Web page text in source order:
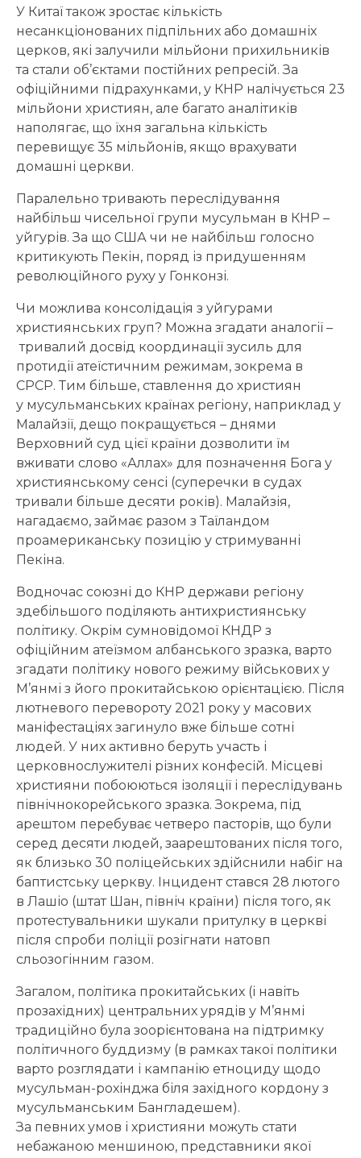
У Китаї також зростає кількість
несанкціонованих підпільних або домашніх
церков, які залучили мільйони прихильників
та стали об’єктами постійних репресій. За
офіційними підрахунками, у КНР налічується 23
мільйони християн, але багато аналітиків
наполягає, що їхня загальна кількість
перевищує 35 мільйонів, якщо врахувати
домашні церкви.
Паралельно тривають переслідування
найбільш чисельної групи мусульман в КНР –
уйгурів. За що США чи не найбільш голосно
критикують Пекін, поряд із придушенням
революційного руху у Гонконзі.
Чи можлива консолідація з уйгурами
християнських груп? Можна згадати аналогії –
тривалий досвід координації зусиль для
протидії атеїстичним режимам, зокрема в
СРСР. Тим більше, ставлення до християн
у мусульманських країнах регіону, наприклад у
Малайзії, дещо покращується – днями
Верховний суд цієї країни дозволити їм
вживати слово «Аллах» для позначення Бога у
християнському сенсі (суперечки в судах
тривали більше десяти років). Малайзія,
нагадаємо, займає разом з Таїландом
проамериканську позицію у стримуванні
Пекіна.
Водночас союзні до КНР держави регіону
здебільшого поділяють антихристиянську
політику. Окрім сумновідомої КНДР з
офіційним атеїзмом албанського зразка, варто
згадати політику нового режиму військових у
М’янмі з його прокитайською орієнтацією. Після
лютневого перевороту 2021 року у масових
маніфестаціях загинуло вже більше сотні
людей. У них активно беруть участь і
церковнослужителі різних конфесій. Місцеві
християни побоюються ізоляції і переслідувань
північнокорейського зразка. Зокрема, під
арештом перебуває четверо пасторів, що були
серед десяти людей, заарештованих після того,
як близько 30 поліцейських здійснили набіг на
баптистську церкву. Інцидент стався 28 лютого
в Лашіо (штат Шан, північ країни) після того, як
протестувальники шукали притулку в церкві
після спроби поліції розігнати натовп
сльозогінним газом.
Загалом, політика прокитайських (і навіть
прозахідних) центральних урядів у М’янмі
традиційно була зоорієнтована на підтримку
політичного буддизму (в рамках такої політики
варто розглядати і кампанію етноциду щодо
мусульман-рохінджа біля західного кордону з
мусульманським Бангладешем).
За певних умов і християни можуть стати
небажаною меншиною, представники якої